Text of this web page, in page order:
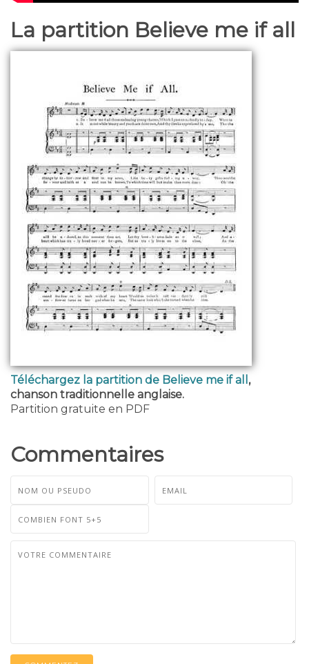
La partition Believe me if all
Téléchargez la partition de Believe me if all ,
chanson traditionnelle anglaise.
Partition gratuite en PDF
Commentaires